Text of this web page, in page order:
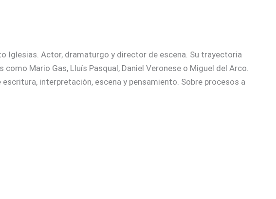
Iglesias. Actor, dramaturgo y director de escena. Su trayectoria
Mario Gas, Lluís Pasqual, Daniel Veronese o Miguel del Arco.
interpretación, escena y pensamiento. Sobre procesos a